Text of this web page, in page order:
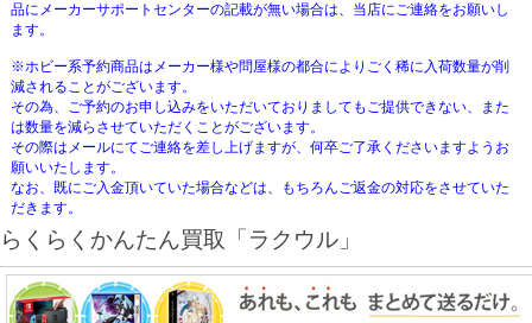
品にメーカーサポートセンターの記載が無い場合は、当店にご連絡をお願いし
ます。
※ホビー系予約商品はメーカー様や問屋様の都合によりごく稀に入荷数量が削
減されることがございます。
その為、ご予約のお申し込みをいただいておりましてもご提供できない、また
は数量を減らさせていただくことがございます。
その際はメールにてご連絡を差し上げますが、何卒ご了承くださいますようお
願いいたします。
なお、既にご入金頂いていた場合などは、もちろんご返金の対応をさせていた
だきます。
らくらくかんたん買取「ラクウル」